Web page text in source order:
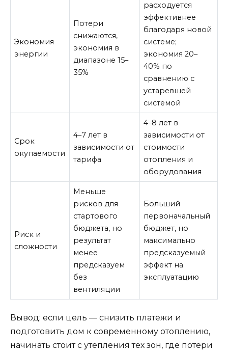
Экономия
энергии
Потери
снижаются,
экономия в
диапазоне 15–
35%
расходуется
эффективнее
благодаря новой
системе;
экономия 20–
40% по
сравнению с
устаревшей
системой
Срок
окупаемости
4–7 лет в
зависимости от
тарифа
4–8 лет в
зависимости от
стоимости
отопления и
оборудования
Риск и
сложности
Меньше
рисков для
стартового
бюджета, но
результат
менее
предсказуем
без
вентиляции
Больший
первоначальный
бюджет, но
максимально
предсказуемый
эффект на
эксплуатацию
Вывод: если цель — снизить платежи и
подготовить дом к современному отоплению,
начинать стоит с утепления тех зон, где потери